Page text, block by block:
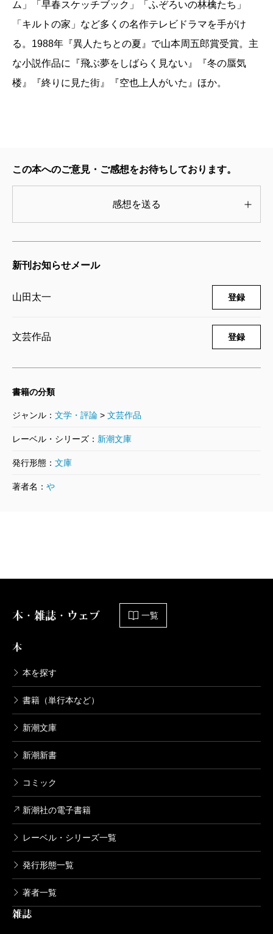
ム」「早春スケッチブック」「ふぞろいの林檎たち」
「キルトの家」など多くの名作テレビドラマを手がけ
る。1988年『異人たちとの夏』で山本周五郎賞受賞。主
な小説作品に『飛ぶ夢をしばらく見ない』『冬の蜃気
楼』『終りに見た街』『空也上人がいた』ほか。
この本へのご意見・ご感想をお待ちしております。
感想を送る
新刊お知らせメール
山田太一 登録
文芸作品 登録
書籍の分類
ジャンル： 文学・評論 > 文芸作品
レーベル・シリーズ： 新潮文庫
発行形態： 文庫
著者名： や
本・雑誌・ウェブ 一覧
本
本を探す
書籍（単行本など）
新潮文庫
新潮新書
コミック
新潮社の電子書籍
レーベル・シリーズ一覧
発行形態一覧
著者一覧
雑誌